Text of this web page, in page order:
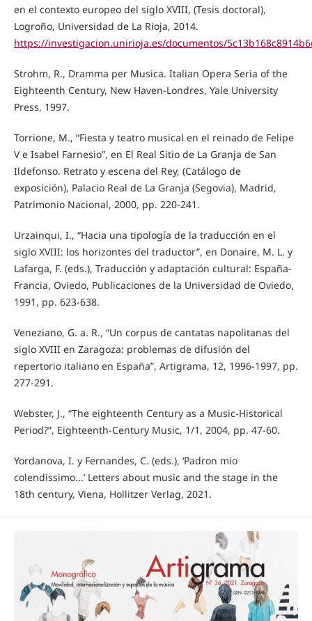
en el contexto europeo del siglo XVIII, (Tesis doctoral),
Logroño, Universidad de La Rioja, 2014.
https://investigacion.unirioja.es/documentos/
Strohm, R., Dramma per Musica. Italian Opera Seria of the
Eighteenth Century, New Haven-Londres, Yale University
Press, 1997.
Torrione, M., “Fiesta y teatro musical en el reinado de Felipe
V e Isabel Farnesio”, en El Real Sitio de La Granja de San
Ildefonso. Retrato y escena del Rey, (Catálogo de
exposición), Palacio Real de La Granja (Segovia), Madrid,
Patrimonio Nacional, 2000, pp. 220-241.
Urzainqui, I., “Hacia una tipología de la traducción en el
siglo XVIII: los horizontes del traductor”, en Donaire, M. L. y
Lafarga, F. (eds.), Traducción y adaptación cultural: España-
Francia, Oviedo, Publicaciones de la Universidad de Oviedo,
1991, pp. 623-638.
Veneziano, G. a. R., “Un corpus de cantatas napolitanas del
siglo XVIII en Zaragoza: problemas de difusión del
repertorio italiano en España”, Artigrama, 12, 1996-1997, pp.
277-291.
Webster, J., “The eighteenth Century as a Music-Historical
Period?”, Eighteenth-Century Music, 1/1, 2004, pp. 47-60.
Yordanova, I. y Fernandes, C. (eds.), ‘Padron mio
colendissimo...’ Letters about music and the stage in the
18th century, Viena, Hollitzer Verlag, 2021.